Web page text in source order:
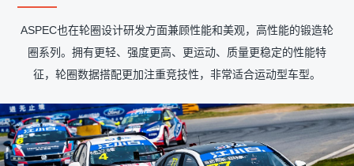
ASPEC也在轮圈设计研发方面兼顾性能和美观，高性能的锻造轮
圈系列。拥有更轻、强度更高、更运动、质量更稳定的性能特
征，轮圈数据搭配更加注重竞技性，非常适合运动型车型。